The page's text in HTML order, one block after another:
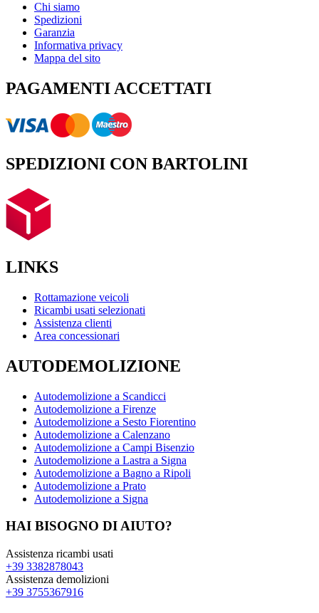
Chi siamo
Spedizioni
Garanzia
Informativa privacy
Mappa del sito
PAGAMENTI ACCETTATI
SPEDIZIONI CON BARTOLINI
LINKS
Rottamazione veicoli
Ricambi usati selezionati
Assistenza clienti
Area concessionari
AUTODEMOLIZIONE
Autodemolizione a Scandicci
Autodemolizione a Firenze
Autodemolizione a Sesto Fiorentino
Autodemolizione a Calenzano
Autodemolizione a Campi Bisenzio
Autodemolizione a Lastra a Signa
Autodemolizione a Bagno a Ripoli
Autodemolizione a Prato
Autodemolizione a Signa
HAI BISOGNO DI AIUTO?
Assistenza ricambi usati
+39 3382878043
Assistenza demolizioni
+39 3755367916